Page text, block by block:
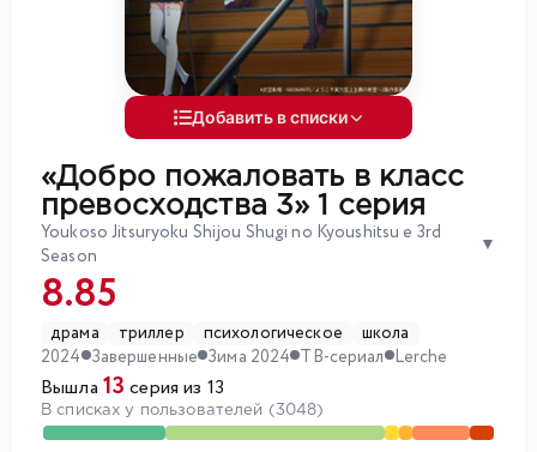
Добавить в списки
«Добро пожаловать в класс
превосходства 3» 1 серия
Youkoso Jitsuryoku Shijou Shugi no Kyoushitsu e 3rd
Season
▼
8.85
драма триллер психологическое
школа
2024 Завершенные Зима 2024 ТВ-сериал Lerche
Вышла 13 серия из 13
В списках у пользователей (3048)